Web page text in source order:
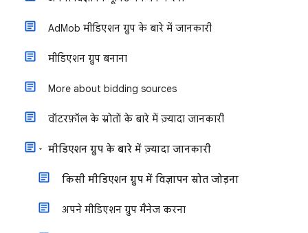
AdMob मीडिएशन ग्रुप के बारे में जानकारी
मीडिएशन ग्रुप बनाना
More about bidding sources
वॉटरफ़ॉल के स्रोतों के बारे में ज़्यादा जानकारी
मीडिएशन ग्रुप के बारे में ज़्यादा जानकारी
किसी मीडिएशन ग्रुप में विज्ञापन स्रोत जोड़ना
अपने मीडिएशन ग्रुप मैनेज करना